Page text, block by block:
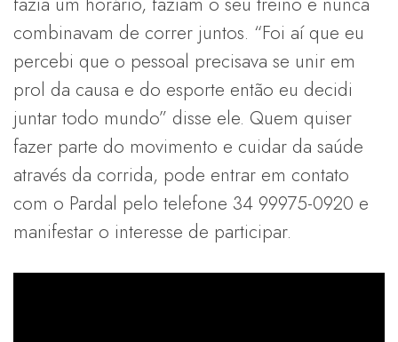
combinavam de correr juntos. “Foi aí que eu
percebi que o pessoal precisava se unir em
prol da causa e do esporte então eu decidi
juntar todo mundo” disse ele. Quem quiser
fazer parte do movimento e cuidar da saúde
através da corrida, pode entrar em contato
com o Pardal pelo telefone 34 99975-0920 e
manifestar o interesse de participar.